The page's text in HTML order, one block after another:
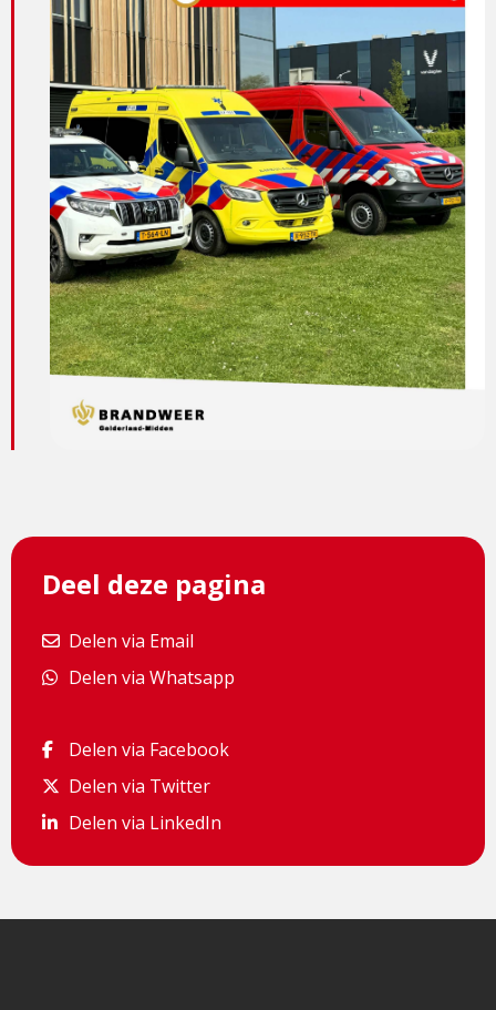
Deel deze pagina
Delen via Email
Delen via Email
Delen via Whatsapp
Delen via Whatsapp
Delen via Facebook
Delen via Facebook
Delen via Twitter
Delen via Twitter
Delen via LinkedIn
Delen via LinkedIn